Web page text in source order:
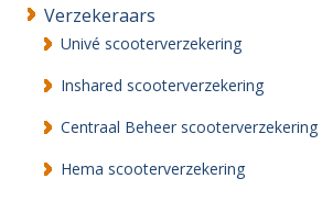
Verzekeraars
Univé scooterverzekering
Inshared scooterverzekering
Centraal Beheer scooterverzekering
Hema scooterverzekering